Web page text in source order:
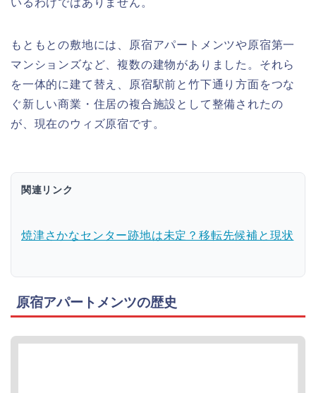
いるわけではありません。
もともとの敷地には、原宿アパートメンツや原宿第一
マンションズなど、複数の建物がありました。それら
を一体的に建て替え、原宿駅前と竹下通り方面をつな
ぐ新しい商業・住居の複合施設として整備されたの
が、現在のウィズ原宿です。
関連リンク
焼津さかなセンター跡地は未定？移転先候補と現状
原宿アパートメンツの歴史